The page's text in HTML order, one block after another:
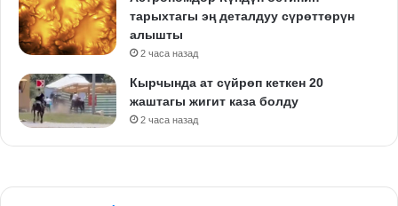
тарыхтагы эң деталдуу сүрөттөрүн
алышты
2 часа назад
Кырчында ат сүйрөп кеткен 20
жаштагы жигит каза болду
2 часа назад